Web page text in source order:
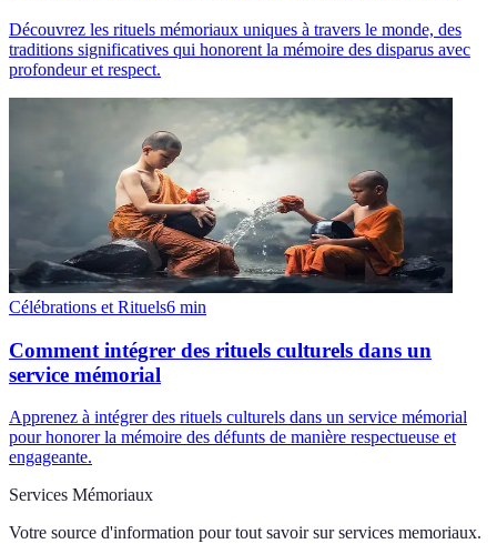
Découvrez les rituels mémoriaux uniques à travers le monde, des
traditions significatives qui honorent la mémoire des disparus avec
profondeur et respect.
Célébrations et Rituels6 min
Comment intégrer des rituels culturels dans un
service mémorial
Apprenez à intégrer des rituels culturels dans un service mémorial
pour honorer la mémoire des défunts de manière respectueuse et
engageante.
Services Mémoriaux
Votre source d'information pour tout savoir sur services memoriaux.